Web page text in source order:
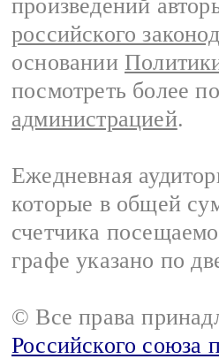
произведений
российского
основании
посмотреть более
администрацией.
Ежедневная
которые в общей
счетчика
графе указано по
© Все права
Российского союза